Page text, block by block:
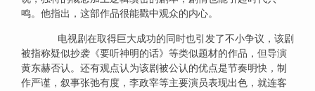
鸣。他指出，这部作品很能戳中观众的内心。
电视剧在取得巨大成功的同时也引发了不小争议，该剧
被指称疑似抄袭《要听神明的话》等类似题材的作品，但导演
黄东赫否认。还有观点认为该剧被公认的优点是节奏明快，制
作严谨，叙事张弛有度，李政宰等主要演员表现出色，就连客